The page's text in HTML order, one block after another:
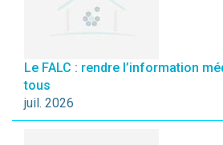
Le FALC : rendre l’information
tous
juil. 2026